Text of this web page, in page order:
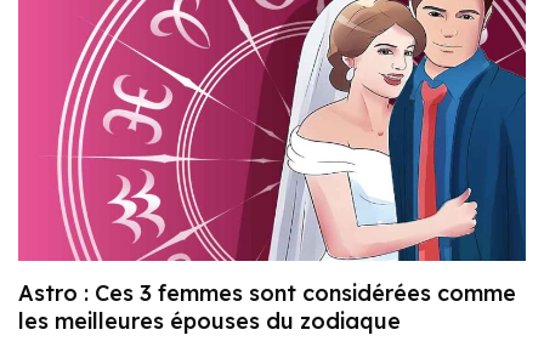
Astro : Ces 3 femmes sont considérées comme
les meilleures épouses du zodiaque